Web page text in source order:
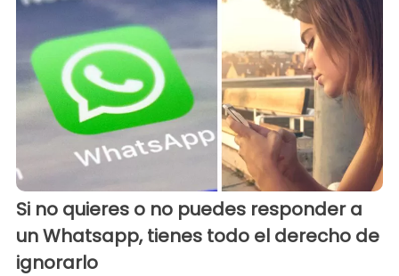
Si no quieres o no puedes responder a
un Whatsapp, tienes todo el derecho de
ignorarlo